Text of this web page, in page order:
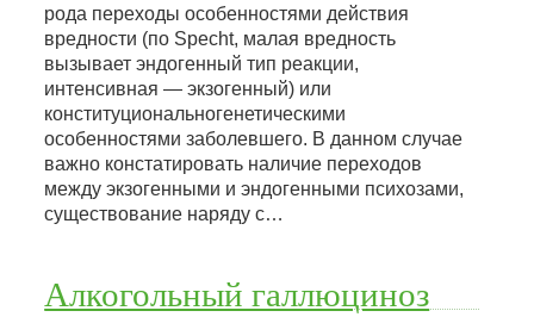
рода переходы особенностями действия
вредности (по Specht, малая вредность
вызывает эндогенный тип реакции,
интенсивная — экзогенный) или
конституциональногенетическими
особенностями заболевшего. В данном случае
важно констатировать наличие переходов
между экзогенными и эндогенными психозами,
существование наряду с…
Алкогольный галлюциноз